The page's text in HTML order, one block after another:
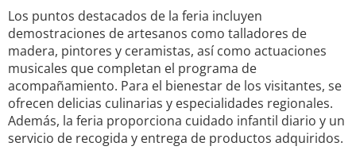
Los puntos destacados de la feria incluyen
demostraciones de artesanos como talladores de
madera, pintores y ceramistas, así como actuaciones
musicales que completan el programa de
acompañamiento. Para el bienestar de los visitantes, se
ofrecen delicias culinarias y especialidades regionales.
Además, la feria proporciona cuidado infantil diario y un
servicio de recogida y entrega de productos adquiridos.